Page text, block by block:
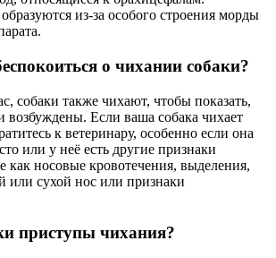
из-за особого строения морды
о чихании собаки?
собаки также чихают, чтобы показать,
возбуждены. Если ваша собака чихает
к ветеринару, особенно если она
или у неё есть другие признаки
как носовые кровотечения, выделения,
или сухой нос или признаки
приступы чихания?